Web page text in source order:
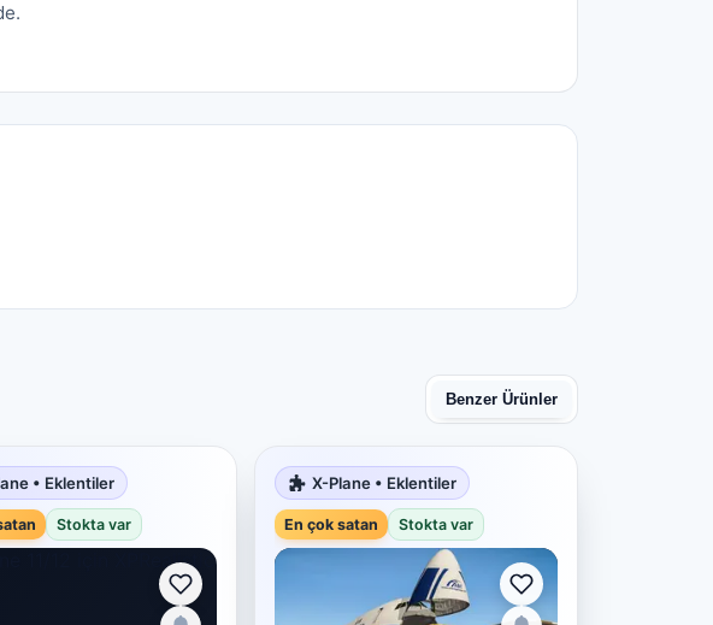
Benzer Ürünler
• Eklentiler
Stokta var
X-Plane • Eklentiler
En çok satan Stokta var